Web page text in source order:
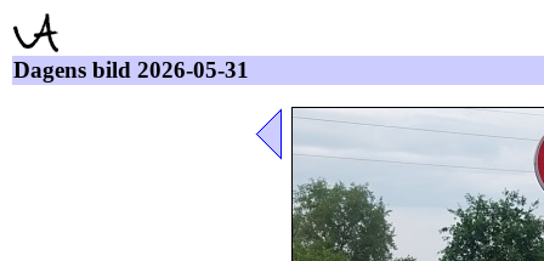
Dagens bild 2026-05-31